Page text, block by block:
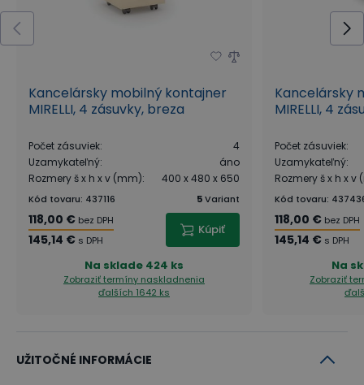
Kancelársky mobilný kontajner
MIRELLI, 4 zásuvky, breza
Počet zásuviek:
4
Uzamykateľný:
áno
Rozmery š x h x v (mm): 400 x 480 x 650
Kód tovaru: 437116 5Variant
118,00 € bez DPH
145,14 € s DPH
Kúpiť
Na sklade 424 ks
Zobraziť termíny naskladnenia
ďalších 1642 ks
Kancelársky
MIRELLI, 4
Počet zásuviek:
Uzamykateľný:
Rozmery š x h x v
Kód tovaru:
118,00 € bez DPH
145,14 € s DPH
Na
Zobraziť
UŽITOČNÉ INFORMÁCIE